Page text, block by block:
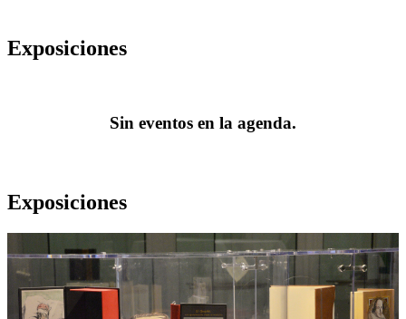
Exposiciones
Sin eventos en la agenda.
Exposiciones